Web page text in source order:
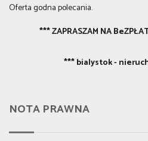
Oferta godna polecania.
*** ZAPRASZAM NA
*** bialystok -
NOTA PRAWNA